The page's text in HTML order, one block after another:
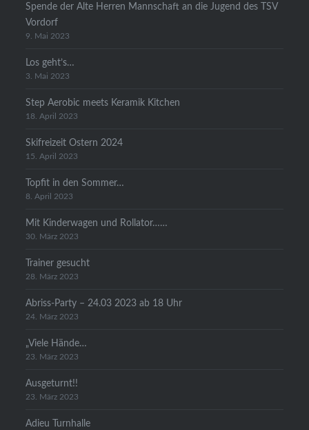
Spende der Alte Herren Mannschaft an die Jugend des TSV
Vordorf
9. Mai 2023
Los geht’s…
3. Mai 2023
Step Aerobic meets Keramik Kitchen
18. April 2023
Skifreizeit Ostern 2024
15. April 2023
Topfit in den Sommer…
8. April 2023
Mit Kinderwagen und Rollator……
30. März 2023
Trainer gesucht
28. März 2023
Abriss-Party – 24.03 2023 ab 18 Uhr
24. März 2023
„Viele Hände…
23. März 2023
Ausgeturnt!!
23. März 2023
Adieu Turnhalle